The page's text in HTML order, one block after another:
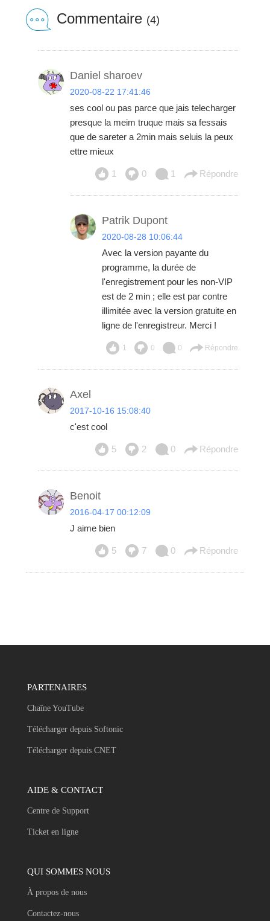
Commentaire (4)
Daniel sharoev
2020-08-22 17:41:46
ses cool ou pas parce que jais telecharger
presque la meim truque mais sa fessais
que de sareter a 2min mais seluis la peux
ettre mieux
1 0 1 Répondre
Patrik Dupont
2020-08-28 10:06:44
Avec la version payante du
programme, la durée de
l'enregistrement pour les non-VIP
est de 2 min ; elle est par contre
illimitée avec la version gratuite en
ligne de l'enregistreur. Merci !
1 0 0 Répondre
Axel
2017-10-16 15:08:40
c'est cool
5 2 0 Répondre
Benoit
2016-04-17 00:12:09
J aime bien
5 7 0 Répondre
PARTENAIRES
Chaîne YouTube
Télécharger depuis Softonic
Télécharger depuis CNET
AIDE & CONTACT
Centre de Support
Ticket en ligne
QUI SOMMES NOUS
À propos de nous
Contactez-nous